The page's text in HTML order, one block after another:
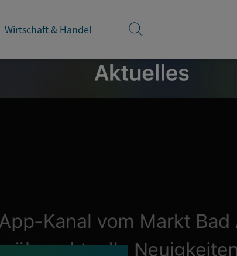
Wirtschaft & Handel